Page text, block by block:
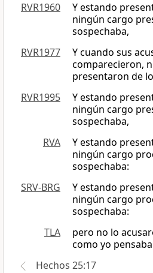
RVR1960
Y estando
ningún cargo
sospechaba,
RVR1977
Y cuando sus
comparecieron,
presentaron de
RVR1995
Y estando
ningún cargo
sospechaba,
RVA
Y estando
ningún cargo
sospechaba:
SRV-BRG
Y estando
ningún cargo
sospechaba:
TLA
pero no lo
como yo
Hechos 25:17